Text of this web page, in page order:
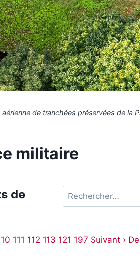
aérienne de tranchées préservées de la
militaire
de
e
e
111 112 113 121 197 Suivant ›